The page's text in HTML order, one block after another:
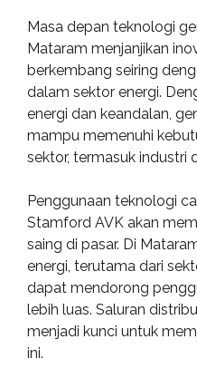
Masa depan teknologi
Mataram menjanjikan
berkembang seiring
dalam sektor energi.
energi dan keandalan,
mampu memenuhi
sektor, termasuk industri
Penggunaan teknologi
Stamford AVK akan
saing di pasar. Di
energi, terutama dari
dapat mendorong
lebih luas. Saluran
menjadi kunci untuk
ini.